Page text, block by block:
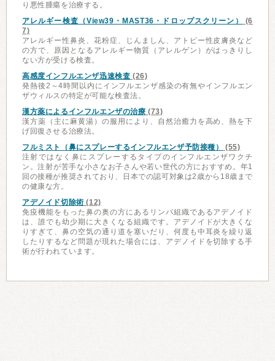
り悪性腫瘍を治療する。
アレルギー検査（View39・MAST36・ドロップスクリーン）
(6
7)
アレルギー性鼻炎、花粉症、じんましん、アトピー性皮膚炎など
の方で、原因となるアレルギー物質（アレルゲン）がはっきりし
ない方が受ける検査。
高感度インフルエンザ迅速検査 (26)
発熱後2～4時間以内にインフルエンザ感染の有無やインフルエン
ザウィルスの特定が可能な検査法。
漢方薬によるインフルエンザの治療 (73)
漢方薬（主に麻黄湯）の服用により、自然治癒力を高め、熱を下
げ回復させる治療法。
フルミスト（鼻にスプレーするインフルエンザ予防接種）
(55)
注射ではなく鼻にスプレーするタイプのインフルエンザワクチ
ン。注射が苦手な小さなお子さんや若い世代の方におすすめ。年1
回の接種が推奨されており、日本での認可対象は2歳から18歳まで
の健康な方。
アデノイド切除術 (12)
免疫機能をもった鼻の奥の方にあるリンパ組織であるアデノイド
は、誰でも幼少期に大きくなる組織です。アデノイドが大きくな
りすぎて、鼻の空気の通り道を塞いだり、何度も中耳炎を繰り返
したりするなど問題が現れた場合には、アデノイドを切除する手
術が行われています。